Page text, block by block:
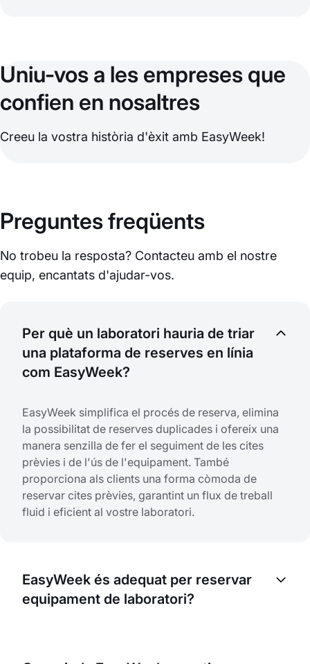
Uniu-vos a les empreses que
confien en nosaltres
Creeu la vostra història d'èxit amb EasyWeek!
Preguntes freqüents
No trobeu la resposta? Contacteu amb el nostre
equip, encantats d'ajudar-vos.
Per què un laboratori hauria de triar
una plataforma de reserves en línia
com EasyWeek?
EasyWeek simplifica el procés de reserva, elimina
la possibilitat de reserves duplicades i ofereix una
manera senzilla de fer el seguiment de les cites
prèvies i de l'ús de l'equipament. També
proporciona als clients una forma còmoda de
reservar cites prèvies, garantint un flux de treball
fluid i eficient al vostre laboratori.
EasyWeek és adequat per reservar
equipament de laboratori?